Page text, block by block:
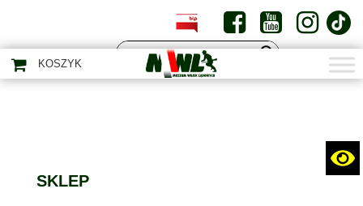
PL EN
KOSZYK
SKLEP